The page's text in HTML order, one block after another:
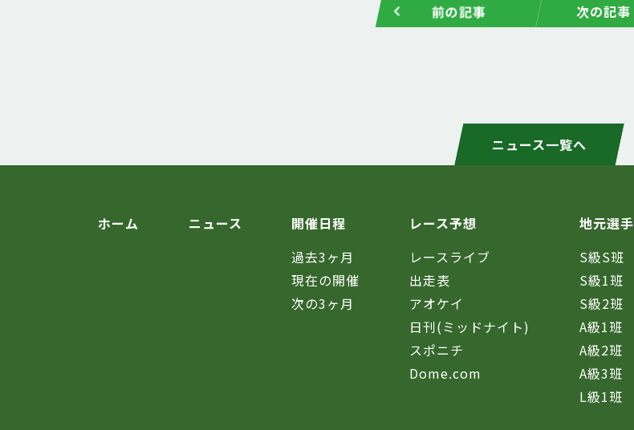
前の記事 次の記事
ニュース一覧へ
ホーム ニュース
開催日程
過去3ヶ月
現在の開催
次の3ヶ月
レース予想
レースライブ
出走表
アオケイ
日刊(ミッドナイト)
スポニチ
Dome.com
地元選手
S級S班
S級1班
S級2班
A級1班
A級2班
A級3班
L級1班